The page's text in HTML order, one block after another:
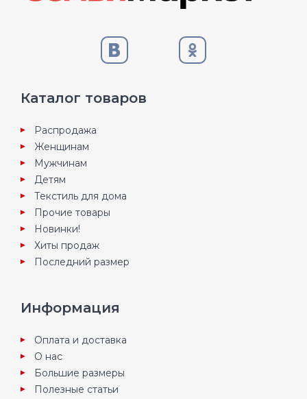
Каталог товаров
Распродажа
Женщинам
Мужчинам
Детям
Текстиль для дома
Прочие товары
Новинки!
Хиты продаж
Последний размер
Информация
Оплата и доставка
О нас
Большие размеры
Полезные статьи